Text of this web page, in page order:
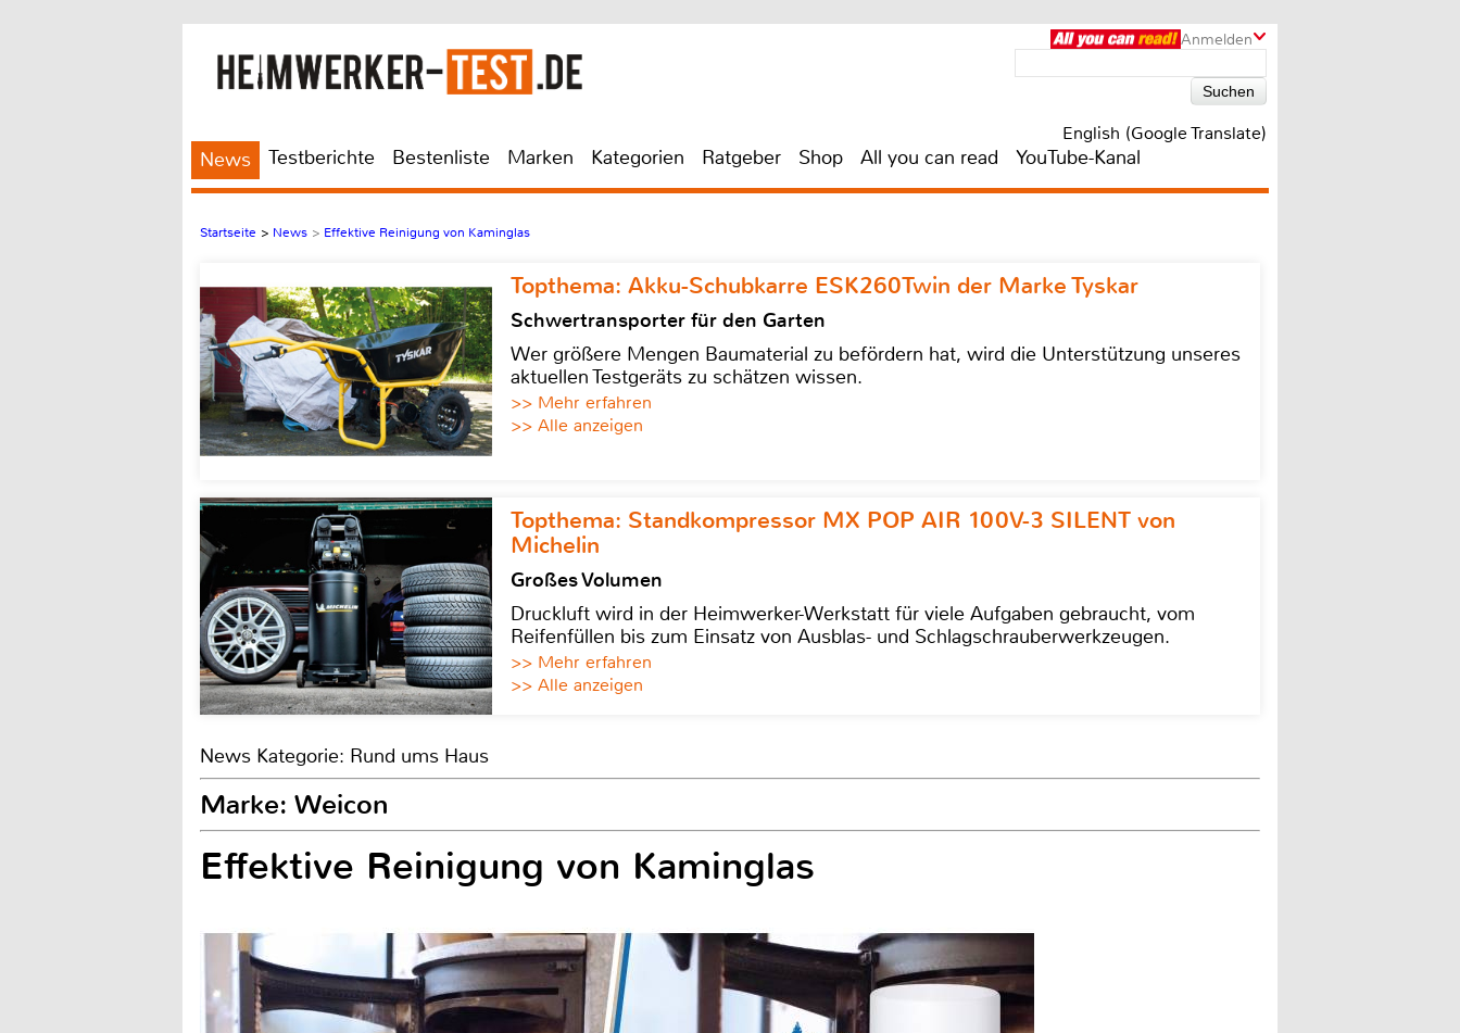
Anmelden
English (Google Translate)
News Testberichte Bestenliste Marken Kategorien Ratgeber Shop All you can read YouTube-Kanal
Startseite > News > Effektive Reinigung von Kaminglas
Topthema: Akku-Schubkarre ESK260Twin der Marke Tyskar
Schwertransporter für den Garten
Wer größere Mengen Baumaterial zu befördern hat, wird die Unterstützung unseres
aktuellen Testgeräts zu schätzen wissen.
>> Mehr erfahren
>> Alle anzeigen
Topthema: Standkompressor MX POP AIR 100V-3 SILENT von
Michelin
Großes Volumen
Druckluft wird in der Heimwerker-Werkstatt für viele Aufgaben gebraucht, vom
Reifenfüllen bis zum Einsatz von Ausblas- und Schlagschrauberwerkzeugen.
>> Mehr erfahren
>> Alle anzeigen
News Kategorie: Rund ums Haus
Marke: Weicon
Effektive Reinigung von Kaminglas